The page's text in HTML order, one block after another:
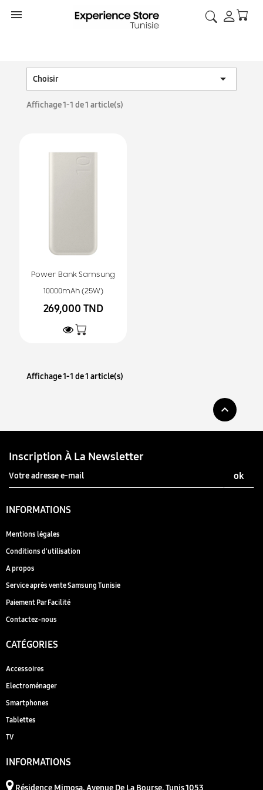

Choisir 
Affichage 1-1 de 1 article(s)
Power Bank Samsung
10000mAh (25W)
269,000 TND
Affichage 1-1 de 1 article(s)

Inscription À La Newsletter
INFORMATIONS
Mentions légales
Conditions d'utilisation
A propos
Service après vente Samsung Tunisie
Paiement Par Facilité
Contactez-nous
CATÉGORIES
Accessoires
Electroménager
Smartphones
Tablettes
TV
INFORMATIONS